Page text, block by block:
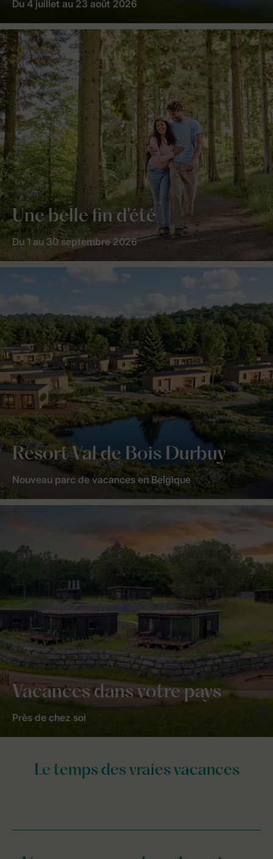
Du 4 juillet au 23 août 2026
Une belle fin d'été
Du 1 au 30 septembre 2026
Resort Val de Bois Durbuy
Nouveau parc de vacances en Belgique
Vacances dans votre pays
Près de chez soi